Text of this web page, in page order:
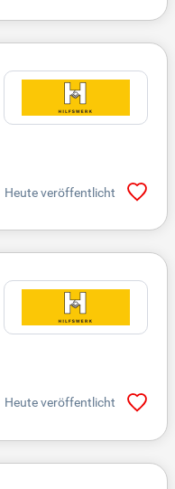
Heute veröffentlicht
Heute veröffentlicht